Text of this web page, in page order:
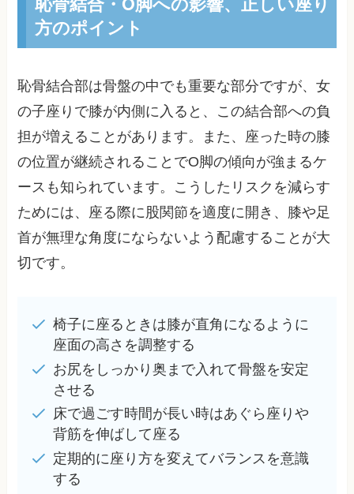
方のポイント
恥骨結合部は骨盤の中でも重要な部分ですが、女
の子座りで膝が内側に入ると、この結合部への負
担が増えることがあります。また、座った時の膝
の位置が継続されることでO脚の傾向が強まるケ
ースも知られています。こうしたリスクを減らす
ためには、座る際に股関節を適度に開き、膝や足
首が無理な角度にならないよう配慮することが大
切です。
椅子に座るときは膝が直角になるように
座面の高さを調整する
お尻をしっかり奥まで入れて骨盤を安定
させる
床で過ごす時間が長い時はあぐら座りや
背筋を伸ばして座る
定期的に座り方を変えてバランスを意識
する